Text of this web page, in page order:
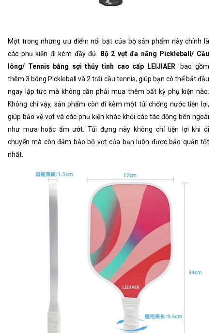
Một trong những ưu điểm nổi bật của bộ sản phẩm này chính là
các phụ kiện đi kèm đầy đủ. Bộ 2 vợt đa năng Pickleball/ Cầu
lông/ Tennis bằng sợi thủy tinh cao cấp LEIJIAER
bao gồm
thêm 3 bóng Pickleball và 2 trái cầu tennis, giúp bạn có thể bắt đầu
ngay lập tức mà không cần phải mua thêm bất kỳ phụ kiện nào.
Không chỉ vậy, sản phẩm còn đi kèm một túi chống nước tiện lợi,
giúp bảo vệ vợt và các phụ kiện khác khỏi các tác động bên ngoài
như mưa hoặc ẩm ướt. Túi đựng này không chỉ tiện lợi khi di
chuyển mà còn đảm bảo bộ vợt của bạn luôn được bảo quản tốt
nhất.